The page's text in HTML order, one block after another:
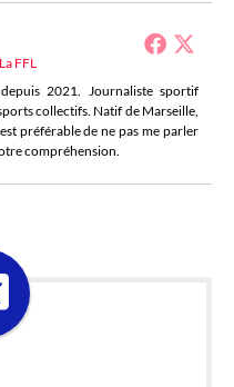
La FFL
2021. Journaliste sportif
collectifs. Natif de Marseille,
préférable de ne pas me parler
compréhension.